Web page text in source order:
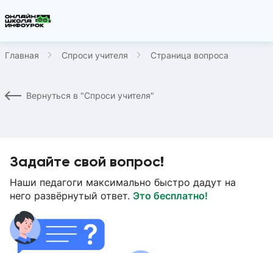
Главная Спроси учителя Страница вопроса
Вернуться в "Спроси учителя"
Задайте свой вопрос!
Наши педагоги максимально быстро дадут на
него развёрнутый ответ. Это бесплатно!